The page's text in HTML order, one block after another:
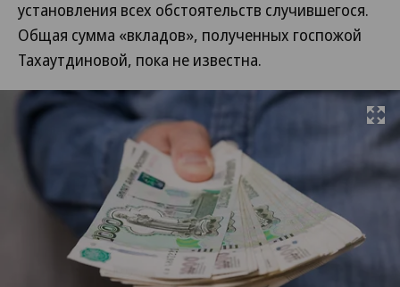
установления всех обстоятельств случившегося.
Общая сумма «вкладов», полученных госпожой
Тахаутдиновой, пока не известна.
Развернуть